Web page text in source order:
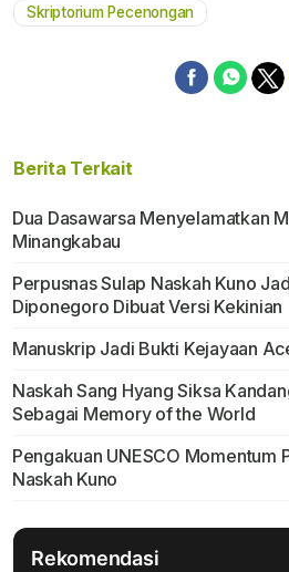
Skriptorium Pecenongan
Berita Terkait
Dua Dasawarsa Menyelamatkan
Minangkabau
Perpusnas Sulap Naskah Kuno
Diponegoro Dibuat Versi Kekinian
Manuskrip Jadi Bukti Kejayaan
Naskah Sang Hyang Siksa
Sebagai Memory of the World
Pengakuan UNESCO Momentum
Naskah Kuno
Rekomendasi